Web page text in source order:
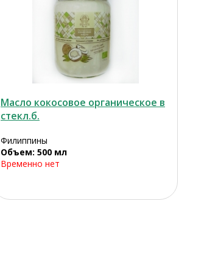
Масло кокосовое органическое в
стекл.б.
Филиппины
Объем: 500 мл
Временно нет